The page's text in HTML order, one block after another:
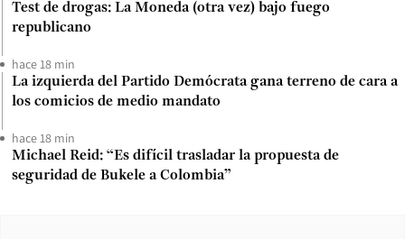
Test de drogas: La Moneda (otra vez) bajo fuego
republicano
hace 18 min
La izquierda del Partido Demócrata gana terreno de cara a
los comicios de medio mandato
hace 18 min
Michael Reid: “Es difícil trasladar la propuesta de
seguridad de Bukele a Colombia”